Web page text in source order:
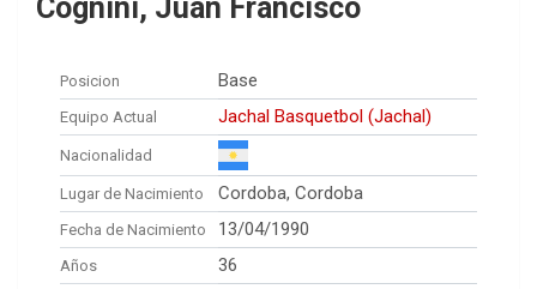
Cognini, Juan Francisco
Posicion Base
Equipo Actual Jachal Basquetbol (Jachal)
Nacionalidad
Lugar de Nacimiento Cordoba, Cordoba
Fecha de Nacimiento 13/04/1990
Años 36